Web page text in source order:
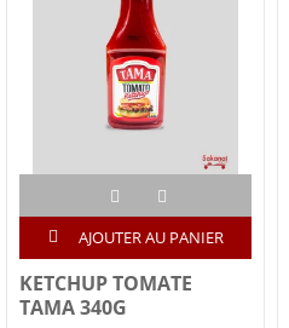
AJOUTER AU PANIER
KETCHUP TOMATE
TAMA 340G